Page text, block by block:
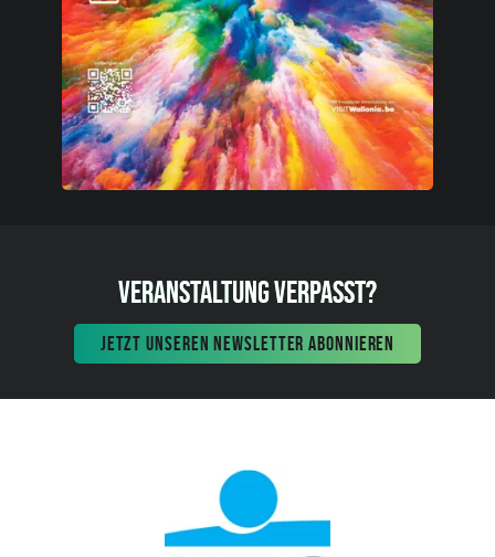
VERANSTALTUNG VERPASST?
JETZT UNSEREN NEWSLETTER ABONNIEREN